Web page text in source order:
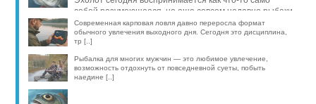
собой разумеющееся, но еще совсем недавно рыбаки
обходились б [..]
Современная карповая ловля давно переросла формат
обычного увлечения выходного дня. Сегодня это дисциплина,
тр [..]
Рыбалка для многих мужчин — это любимое увлечение,
возможность отдохнуть от повседневной суеты, побыть
наедине [..]